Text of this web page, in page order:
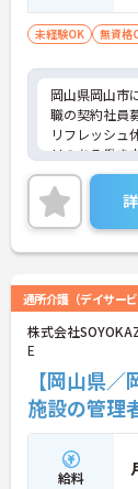
未経験OK 無資格
岡山県岡山市
職の契約社員
リフレッシュ
リのある働き
また研修制度
キルアップが
ご興味のある
に詳細をご案
い！
通所介護（デイサービ
株式会社
E
【岡山県
施設の管理
給料